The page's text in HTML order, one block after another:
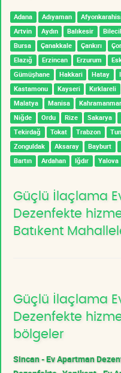
Adana Adıyaman
Artvin
Aydın Balıkesir
Bursa
Çanakkale Çankırı
Elazığ
Erzincan Erzurum
Gümüşhane
Hakkari Hatay
Kastamonu
Kayseri Kırklareli
Malatya
Manisa
Niğde
Ordu Rize Sakarya
Tekirdağ
Tokat Trabzon
Zonguldak
Aksaray Bayburt
Bartın
Ardahan Iğdır Yalova
Güçlü İlaçlama
Dezenfekte
Batıkent
Güçlü İlaçlama
Dezenfekte
bölgeler
Sincan - Ev Apartman